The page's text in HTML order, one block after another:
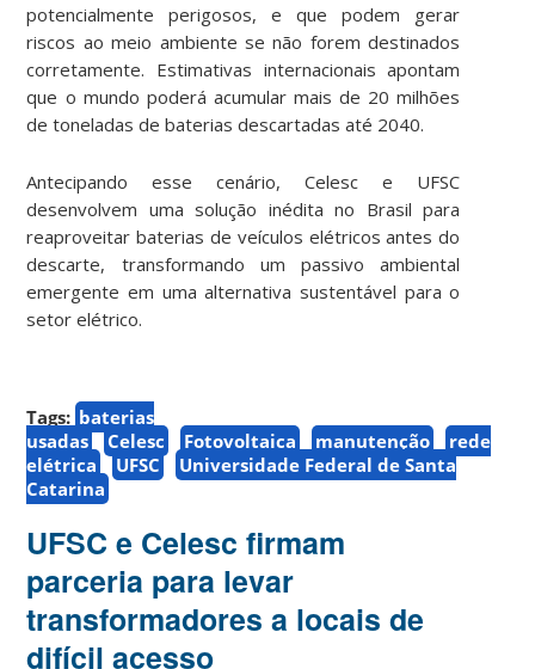
potencialmente perigosos, e que podem gerar
riscos ao meio ambiente se não forem destinados
corretamente. Estimativas internacionais apontam
que o mundo poderá acumular mais de 20 milhões
de toneladas de baterias descartadas até 2040.
Antecipando esse cenário, Celesc e UFSC
desenvolvem uma solução inédita no Brasil para
reaproveitar baterias de veículos elétricos antes do
descarte, transformando um passivo ambiental
emergente em uma alternativa sustentável para o
setor elétrico.
Tags: baterias
usadas
Celesc Fotovoltaica manutenção
rede
elétrica
UFSC
Universidade Federal de Santa
Catarina
UFSC e Celesc firmam
parceria para levar
transformadores a locais de
difícil acesso